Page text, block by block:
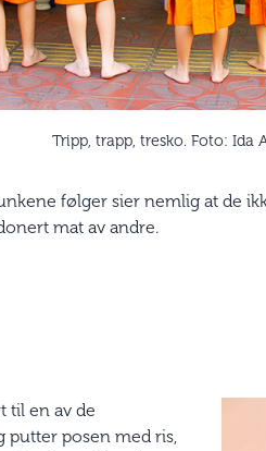
Tripp, trapp, tresko. Foto: Ida
følger sier nemlig at de
mat av andre.
til en av de
putter posen med ris,